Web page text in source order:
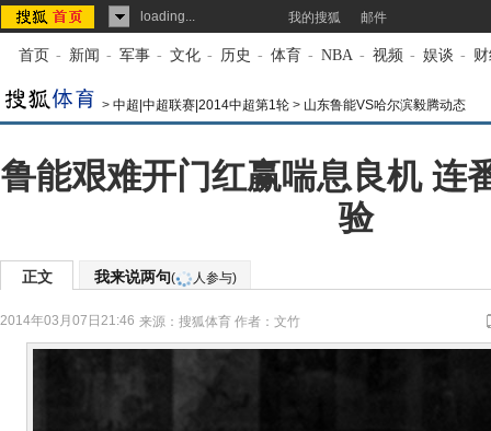
loading... 我的搜狐 邮件
首页 - 新闻 - 军事 - 文化 - 历史 - 体育 - NBA - 视频 - 娱谈 -
> 中超|中超联赛|2014中超第1轮 > 山东鲁能VS哈尔滨毅腾动态
鲁能艰难开门红赢喘息良机 连
验
正文 我来说两句( 人参与)
2014年03月07日21:46 来源： 搜狐体育 作者：文竹